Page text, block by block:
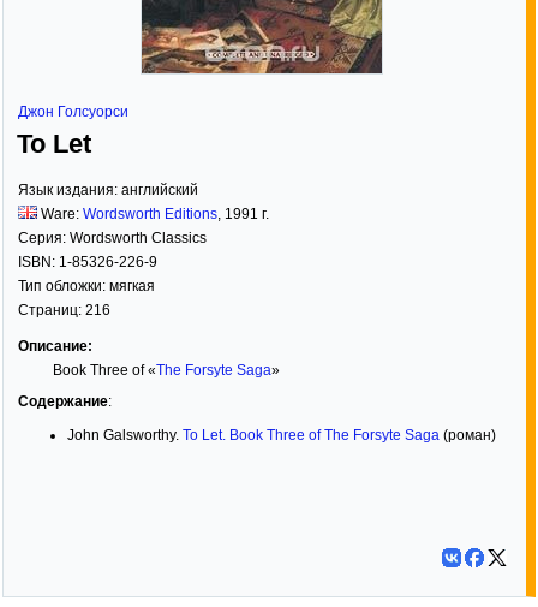
Джон Голсуорси
To Let
Язык издания: английский
Ware: Wordsworth Editions, 1991 г.
Серия: Wordsworth Classics
ISBN: 1-85326-226-9
Тип обложки: мягкая
Страниц: 216
Описание:
Book Three of «The Forsyte Saga»
Содержание:
John Galsworthy. To Let. Book Three of The Forsyte Saga (роман)